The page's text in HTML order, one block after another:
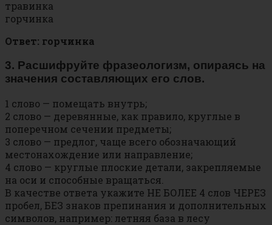
травинка
горчинка
Ответ: горчинка
3. Расшифруйте фразеологизм, опираясь на
значения составляющих его слов.
1 слово — помещать внутрь;
2 слово — деревянные, как правило, круглые в
поперечном сечении предметы;
3 слово — предлог, чаще всего обозначающий
местонахождение или направление;
4 слово — круглые плоские детали, закрепляемые
на оси и способные вращаться.
В качестве ответа укажите НЕ БОЛЕЕ 4 слов ЧЕРЕЗ
пробел, БЕЗ знаков препинания и дополнительных
символов, например: летняя база в лесу